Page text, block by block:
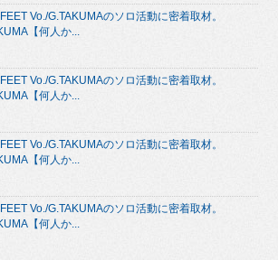
Vo./G.TAKUMAのソロ活動に密着取材。
【何人か...
Vo./G.TAKUMAのソロ活動に密着取材。
【何人か...
Vo./G.TAKUMAのソロ活動に密着取材。
【何人か...
Vo./G.TAKUMAのソロ活動に密着取材。
【何人か...